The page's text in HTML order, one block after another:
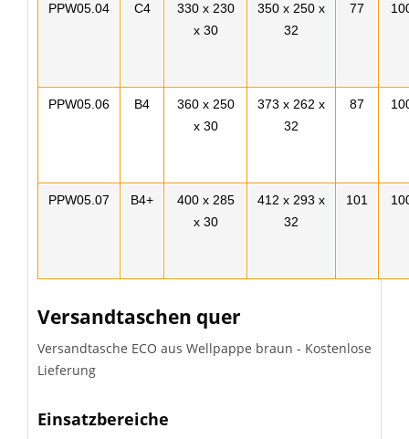
PPW05.04 C4
330 x 230
x 30
350 x 250 x
32
77
PPW05.06 B4
360 x 250
x 30
373 x 262 x
32
87
PPW05.07 B4+
400 x 285
x 30
412 x 293 x
32
101
Versandtaschen quer
Versandtasche ECO aus Wellpappe braun - Kostenlose
Lieferung
Einsatzbereiche